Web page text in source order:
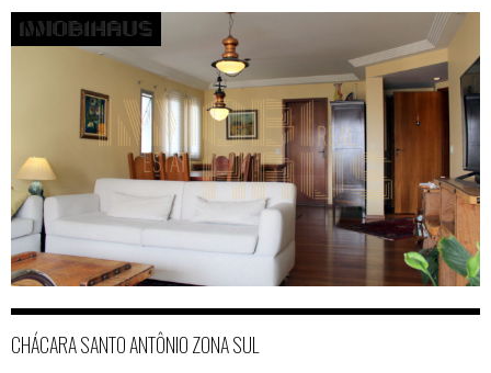
CHÁCARA SANTO ANTÔNIO ZONA SUL